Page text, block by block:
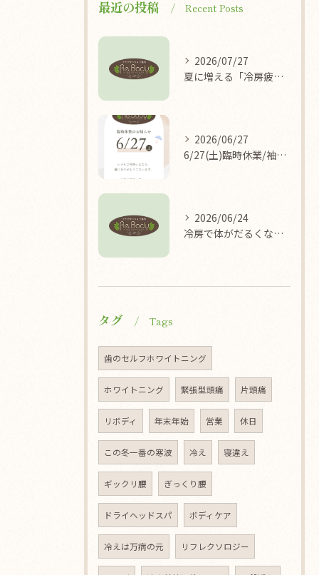
最近の投稿 Recent Posts
2026/07/27
夏に増える「冷房疲れ」の原因を医学的に解説/袖ケ浦/リラクゼーション整体Re.Body
2026/06/27
6/27(土)臨時休業/袖ケ浦/リラクゼーション整体Re.Body
2026/06/24
冷房で体がだるくなる理由/袖ケ浦/リラクゼーション整体Re.Body
タグ Tags
歯のセルフホワイトニング
ホワイトニング 緊張型頭痛 片頭痛
リボディ 年末年始 営業 休日
この冬一番の寒波 冷え 寝違え
ギックリ腰 ぎっくり腰
ドライヘッドスパ ボディケア
冷えは万病の元 リフレクソロジー